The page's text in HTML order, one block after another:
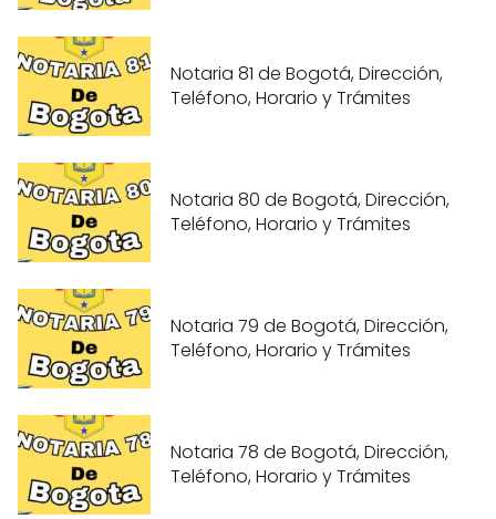
Notaria 81 de Bogotá, Dirección,
Teléfono, Horario y Trámites
Notaria 80 de Bogotá, Dirección,
Teléfono, Horario y Trámites
Notaria 79 de Bogotá, Dirección,
Teléfono, Horario y Trámites
Notaria 78 de Bogotá, Dirección,
Teléfono, Horario y Trámites